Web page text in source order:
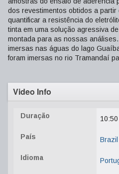
dos revestimentos obtidos a
quantificar a resistência do
tinta em uma solução agressiva
montada para as nossas
imersas nas águas do lago
foram imersas no rio Tramandaí
Video Info
Duração 10:50
País Brazil
Idioma